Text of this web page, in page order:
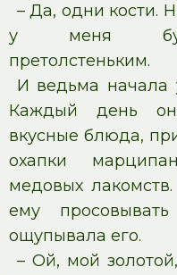
– Да, одни кости.
у меня
претолстеньким.
И ведьма начала
Каждый день
вкусные блюда,
охапки
медовых
ему
ощупывала его.
– Ой, мой